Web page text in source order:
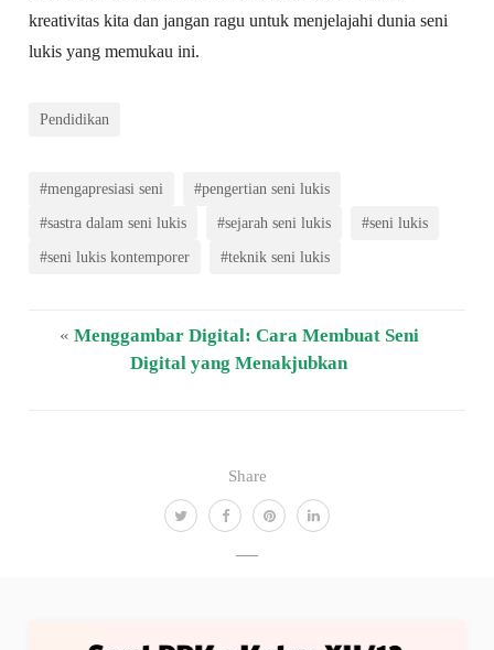
Share
kreativitas kita dan jangan ragu untuk menjelajahi dunia seni
lukis yang memukau ini.
Pendidikan
#mengapresiasi seni
#pengertian seni lukis
#sastra dalam seni lukis
#sejarah seni lukis
#seni lukis
#seni lukis kontemporer
#teknik seni lukis
« Menggambar Digital: Cara Membuat Seni
Digital yang Menakjubkan